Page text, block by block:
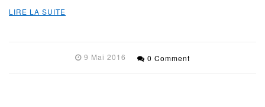
LIRE LA SUITE
9 Mai 2016 0 Comment